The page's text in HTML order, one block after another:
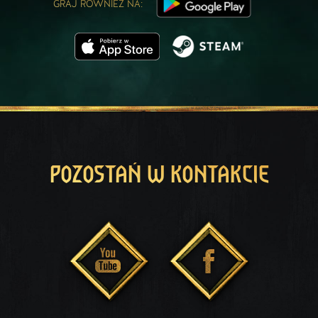
GRAJ RÓWNIEŻ NA:
POZOSTAŃ W KONTAKCIE